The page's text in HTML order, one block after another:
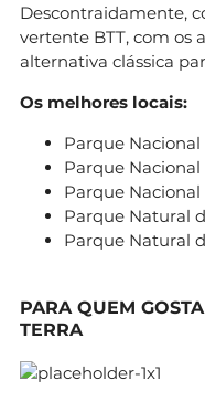
Descontraidamente,
vertente BTT, com os
alternativa clássica
Os melhores locais:
Parque
Parque
Parque Nacional
Parque Natural
Parque Natural
PARA QUEM
TERRA